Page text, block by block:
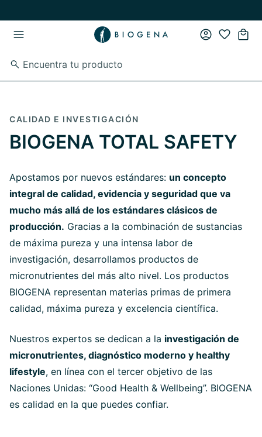
CALIDAD E INVESTIGACIÓN
BIOGENA TOTAL SAFETY
Apostamos por nuevos estándares: un concepto
integral de calidad, evidencia y seguridad que va
mucho más allá de los estándares clásicos de
producción. Gracias a la combinación de sustancias
de máxima pureza y una intensa labor de
investigación, desarrollamos productos de
micronutrientes del más alto nivel. Los productos
BIOGENA representan materias primas de primera
calidad, máxima pureza y excelencia científica.
Nuestros expertos se dedican a la investigación de
micronutrientes, diagnóstico moderno y healthy
lifestyle, en línea con el tercer objetivo de las
Naciones Unidas: “Good Health & Wellbeing”. BIOGENA
es calidad en la que puedes confiar.